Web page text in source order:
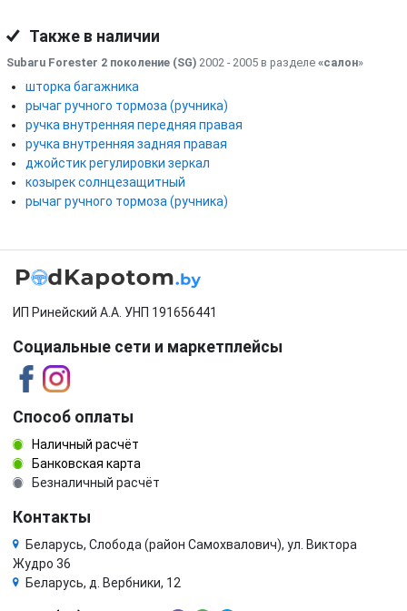
Также в наличии
Subaru Forester 2 поколение (SG) 2002 - 2005 в разделе «салон»
шторка багажника
рычаг ручного тормоза (ручника)
ручка внутренняя передняя правая
ручка внутренняя задняя правая
джойстик регулировки зеркал
козырек солнцезащитный
рычаг ручного тормоза (ручника)
ИП Ринейский А.А. УНП 191656441
Социальные сети и маркетплейсы
Способ оплаты
Наличный расчёт
Банковская карта
Безналичный расчёт
Контакты
Беларусь, Слобода (район Самохвалович), ул. Виктора
Жудро 36
Беларусь, д. Вербники, 12